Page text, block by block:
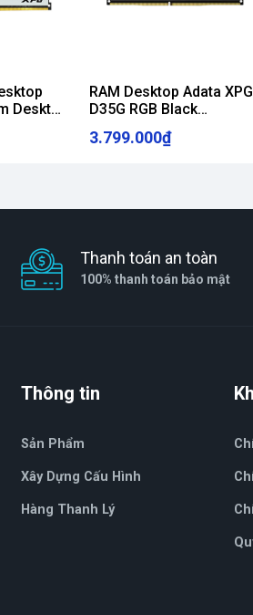
Desktop
D50
RAM Desktop Adata XPG
D35G RGB Black
(AX4U320016G16A-
SBKD35G) 16GB (1x
3.799.000₫
Thanh toán an toàn
100% thanh toán bảo mật
Thông tin
Sản Phẩm
Xây Dựng Cấu Hình
Hàng Thanh Lý